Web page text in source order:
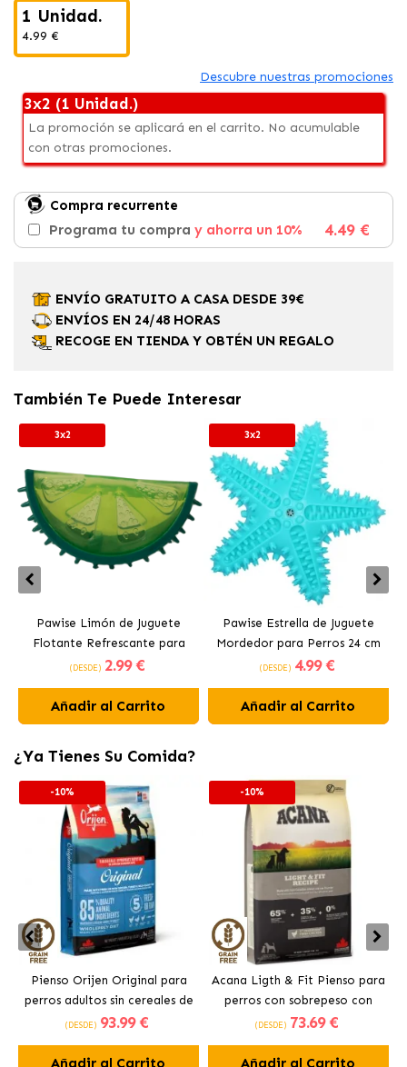
1 Unidad.
4.99 €
Descubre nuestras promociones
3x2 (1 Unidad.)
La promoción se aplicará en el carrito. No acumulable
con otras promociones.
Compra recurrente
Programa tu compra y ahorra un 10% 4.49 €
ENVÍO GRATUITO A CASA DESDE 39€
ENVÍOS EN 24/48 HORAS
RECOGE EN TIENDA Y OBTÉN UN REGALO
También Te Puede Interesar
3x2
Pawise Limón de Juguete
Flotante Refrescante para
Perros 12 cm
(DESDE) 2.99 €
Añadir al Carrito
3x2
Pawise Estrella de Juguete
Mordedor para Perros 24 cm
(DESDE) 4.99 €
Añadir al Carrito
¿Ya Tienes Su Comida?
-10%
Pienso Orijen Original para
perros adultos sin cereales de
pollo
(DESDE) 93.99 €
Añadir al Carrito
-10%
Acana Ligth & Fit Pienso para
perros con sobrepeso con
pollo fresco
(DESDE) 73.69 €
Añadir al Carrito